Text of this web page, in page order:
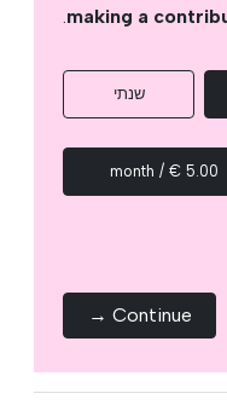
making a
.
שנתי
5.00 € / month
Continue →